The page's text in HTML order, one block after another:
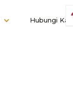
Hubungi Kami